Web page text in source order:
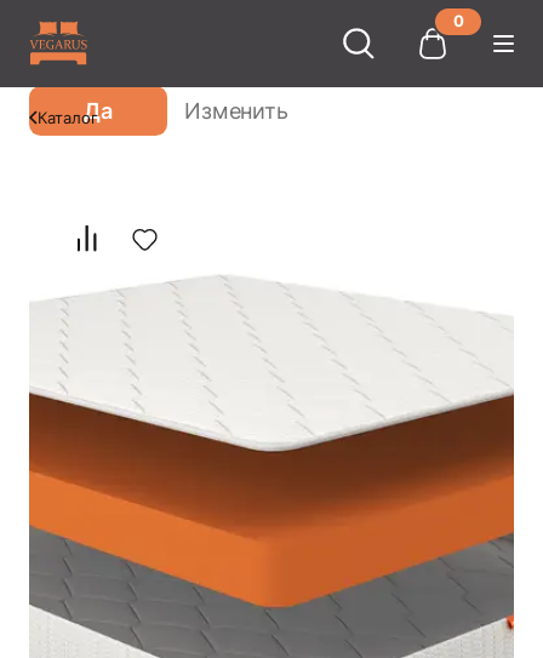
0
Ваш город
Да Изменить
Каталог